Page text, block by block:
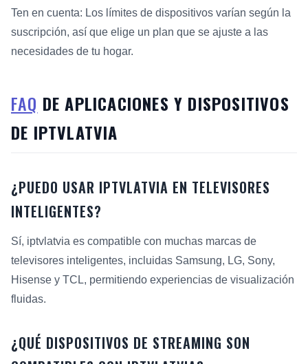
Ten en cuenta: Los límites de dispositivos varían según la
suscripción, así que elige un plan que se ajuste a las
necesidades de tu hogar.
FAQ DE APLICACIONES Y DISPOSITIVOS
DE IPTVLATVIA
¿PUEDO USAR IPTVLATVIA EN TELEVISORES
INTELIGENTES?
Sí, iptvlatvia es compatible con muchas marcas de
televisores inteligentes, incluidas Samsung, LG, Sony,
Hisense y TCL, permitiendo experiencias de visualización
fluidas.
¿QUÉ DISPOSITIVOS DE STREAMING SON